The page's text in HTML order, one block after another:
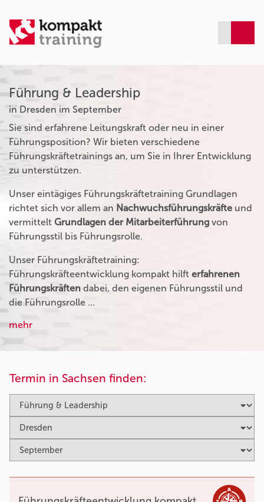
Führung & Leadership
in Dresden im September
Sie sind erfahrene Leitungskraft oder neu in einer
Führungsposition? Wir bieten verschiedene
Führungskräftetrainings an, um Sie in Ihrer Entwicklung
zu unterstützen.
Unser eintägiges Führungskräftetraining Grundlagen
richtet sich vor allem an Nachwuchsführungskräfte und
vermittelt Grundlagen der Mitarbeiterführung von
Führungsstil bis Führungsrolle.
Unser Führungskräftetraining:
Führungskräfteentwicklung kompakt hilft erfahrenen
Führungskräften dabei, den eigenen Führungsstil und
die Führungsrolle …
mehr
Termin in Sachsen finden: